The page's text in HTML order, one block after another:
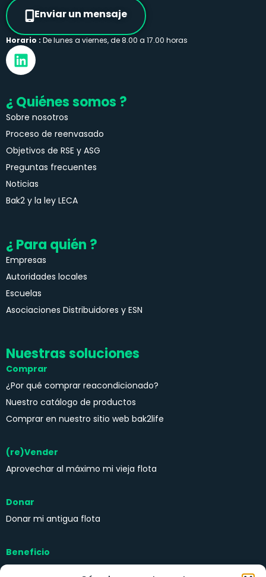
¿ Quiénes somos ?
Sobre nosotros
Proceso de reenvasado
Objetivos de RSE y ASG
Preguntas frecuentes
Noticias
Bak2 y la ley LECA
¿ Para quién ?
Empresas
Autoridades locales
Escuelas
Asociaciones Distribuidores y ESN
Nuestras soluciones
Comprar
¿Por qué comprar reacondicionado?
Nuestro catálogo de productos
Comprar en nuestro sitio web bak2life
(re)Vender
Aprovechar al máximo mi vieja flota
Donar
Donar mi antigua flota
Beneficio
Kits de solidaridad
Enviar un mensaje
Horario : De lunes a viernes, de 8.00 a 17.00 horas